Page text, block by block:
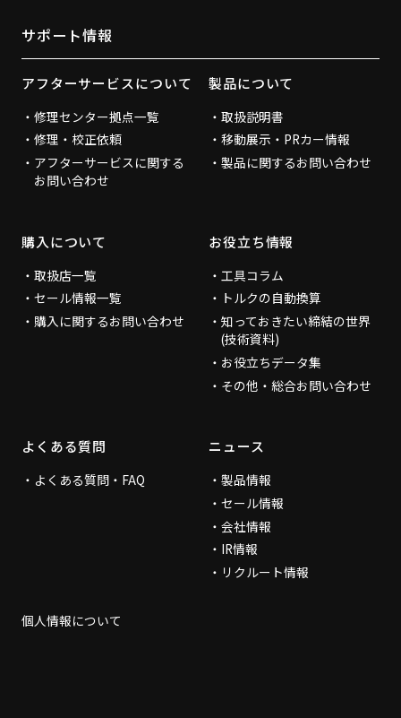
サポート情報
アフターサービスについて
修理センター拠点一覧
修理・校正依頼
アフターサービスに関する
お問い合わせ
製品について
取扱説明書
移動展示・PRカー情報
製品に関するお問い合わせ
購入について
取扱店一覧
セール情報一覧
購入に関するお問い合わせ
お役立ち情報
工具コラム
トルクの自動換算
知っておきたい締結の世界
(技術資料)
お役立ちデータ集
その他・総合お問い合わせ
よくある質問
よくある質問・FAQ
ニュース
製品情報
セール情報
会社情報
IR情報
リクルート情報
個人情報について